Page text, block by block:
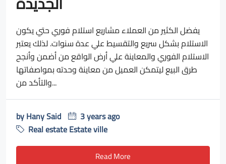
يفضل الكثير من العملاء مشاريع استلام فوري حتي يكون
الاستلام بشكل سريع والتقسيط علي عدة سنوات. لذلك يعتبر
الاستلام الفوري والمعاينة علي أرض الواقع من أضمن وأنجح
طرق البيع ليتمكن العميل من معاينة وحدته بمواصفاتها
والتأكد من...
byHany Said
3 years ago
Real estate Estate ville
Read More